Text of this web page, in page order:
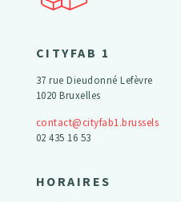
CITYFAB 1
37 rue Dieudonné Lefèvre
1020 Bruxelles
contact@cityfab1.brussels
02 435 16 53
HORAIRES